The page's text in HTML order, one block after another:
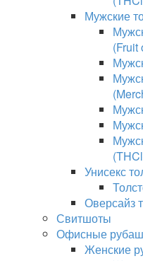
Мужские
(Fruit
Унисекс
Оверсайз
Свитшоты
Офисные
Женские